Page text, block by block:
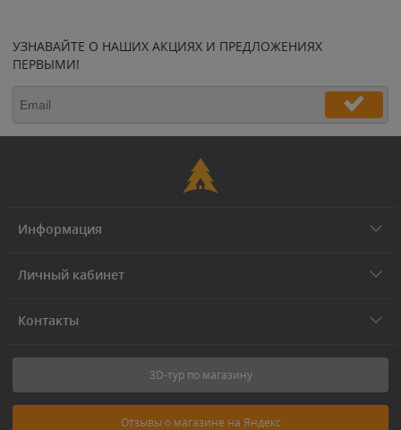
УЗНАВАЙТЕ О НАШИХ АКЦИЯХ И ПРЕДЛОЖЕНИЯХ
ПЕРВЫМИ!
Информация
Личный кабинет
Контакты
3D-тур по магазину
Отзывы о магазине на Яндекс